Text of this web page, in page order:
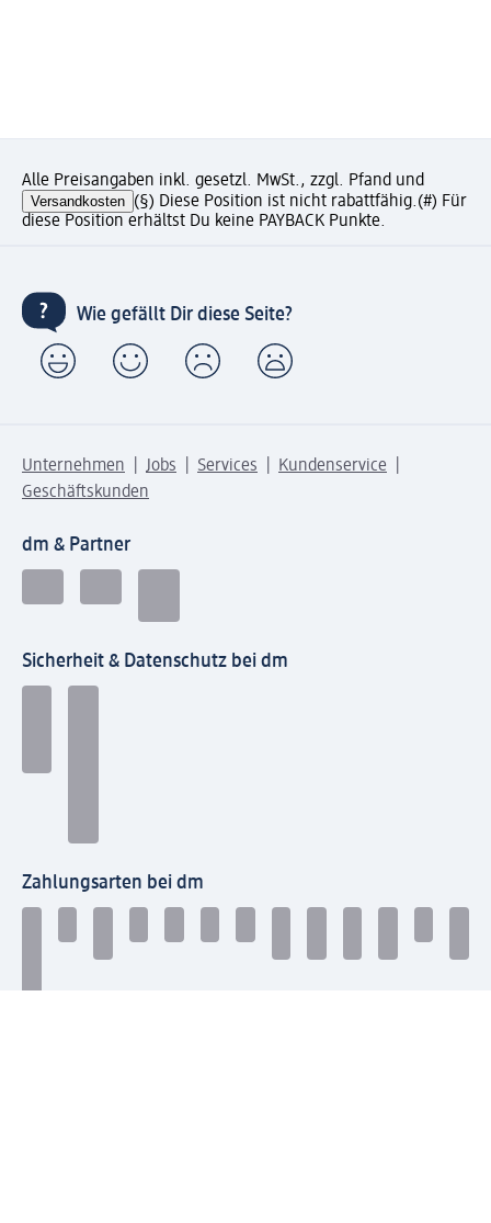
Alle Preisangaben inkl. gesetzl. MwSt., zzgl. Pfand und
Versandkosten (§) Diese Position ist nicht rabattfähig.(#) Für
diese Position erhältst Du keine PAYBACK Punkte.
Wie gefällt Dir diese Seite?
Unternehmen Jobs Services
Kundenservice
Geschäftskunden
dm & Partner
Sicherheit & Datenschutz bei dm
Zahlungsarten bei dm